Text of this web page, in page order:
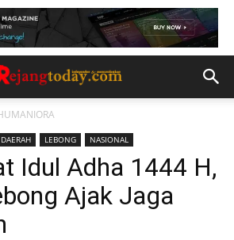
DAERAH LEBONG NASIONAL
Idul Adha 1444 H,
Ajak Jaga